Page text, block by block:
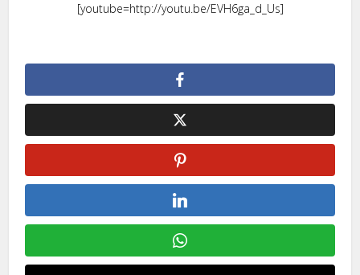
[youtube=http://youtu.be/EVH6ga_d_Us]